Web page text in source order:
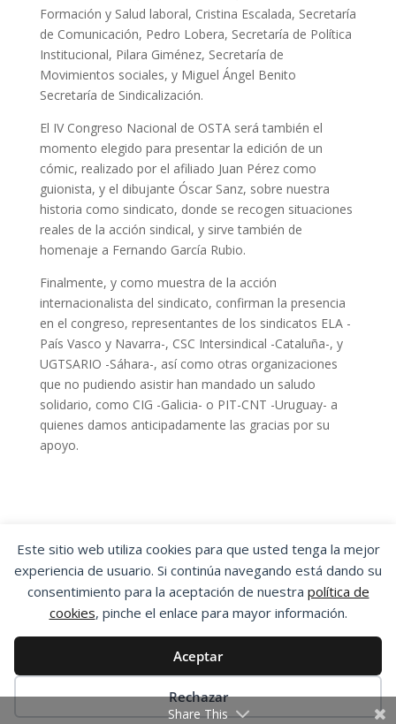
Este sitio web utiliza cookies para que usted tenga la mejor
experiencia de usuario. Si continúa navegando está dando su
consentimiento para la aceptación de nuestra política de
cookies, pinche el enlace para mayor información.
Aceptar
Rechazar
Formación y Salud laboral, Cristina Escalada, Secretaría
de Comunicación, Pedro Lobera, Secretaría de Política
Institucional, Pilara Giménez, Secretaría de
Movimientos sociales, y Miguel Ángel Benito
Secretaría de Sindicalización.
El IV Congreso Nacional de OSTA será también el
momento elegido para presentar la edición de un
cómic, realizado por el afiliado Juan Pérez como
guionista, y el dibujante Óscar Sanz, sobre nuestra
historia como sindicato, donde se recogen situaciones
reales de la acción sindical, y sirve también de
homenaje a Fernando García Rubio.
Finalmente, y como muestra de la acción
internacionalista del sindicato, confirman la presencia
en el congreso, representantes de los sindicatos ELA -
País Vasco y Navarra-, CSC Intersindical -Cataluña-, y
UGTSARIO -Sáhara-, así como otras organizaciones
que no pudiendo asistir han mandado un saludo
solidario, como CIG -Galicia- o PIT-CNT -Uruguay- a
quienes damos anticipadamente las gracias por su
apoyo.
OSTA
ORGANIZACIÓN SINDICAL DE
TRABAJADORES Y TRABAJADORAS DE ARAGÓN
Aviso Legal
Política de Privacidad
Esta obra está bajo una
4.0 Internacional.
Share This